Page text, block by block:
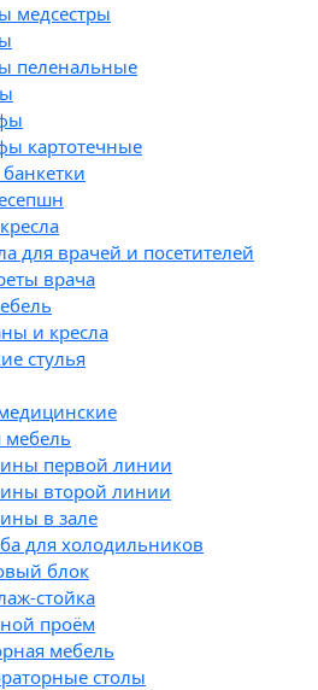
медсестры
пеленальные
картотечные
для врачей и посетителей
врача
и кресла
стулья
мебель
первой линии
второй линии
в зале
для холодильников
блок
стойка
проём
мебель
столы